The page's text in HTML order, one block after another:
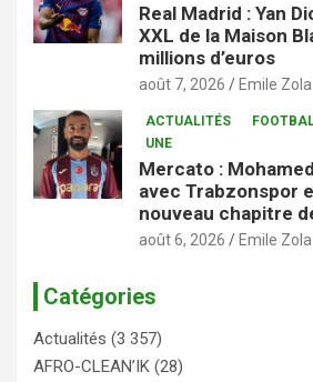
Real Madrid : Yan
XXL de la Maison
millions d’euros
août 7, 2026 Emile
ACTUALITÉS
UNE
Mercato :
avec Trabzonspor
nouveau chapitre
août 6, 2026 Emile
Catégories
Actualités (3 357)
AFRO-CLEAN’IK (28)